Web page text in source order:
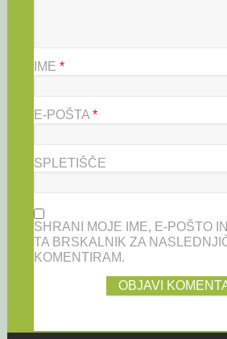
IME *
E-POŠTA *
SPLETIŠČE
SHRANI MOJE IME, E-POŠTO
TA BRSKALNIK ZA
KOMENTIRAM.